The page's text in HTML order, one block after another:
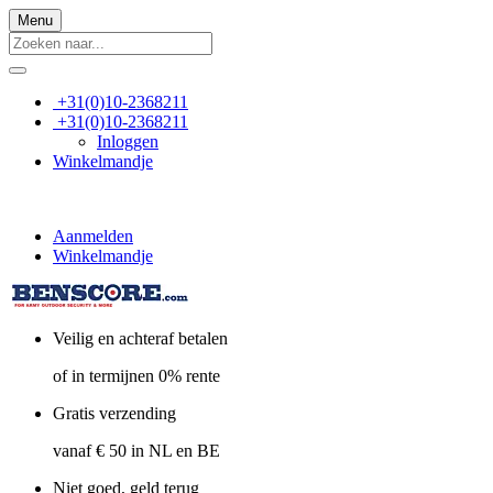
Menu
+31(0)10-2368211
+31(0)10-2368211
Inloggen
Winkelmandje
Aanmelden
Winkelmandje
Veilig en achteraf betalen
of in termijnen 0% rente
Gratis verzending
vanaf € 50 in NL en BE
Niet goed, geld terug